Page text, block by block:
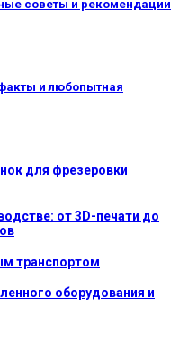
советы и рекомендации
и любопытная
для фрезеровки
от 3D-печати до
транспортом
оборудования и